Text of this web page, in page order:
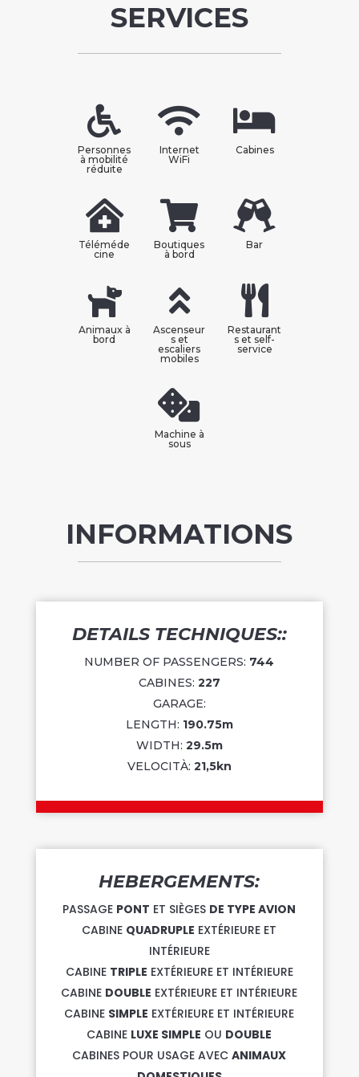
SERVICES
Personnes
à mobilité
réduite
Internet
WiFi
Cabines
Téléméde
cine
Boutiques
à bord
Bar
Animaux à
bord
Ascenseur
s et
escaliers
mobiles
Restaurant
s et self-
service
Machine à
sous
INFORMATIONS
DETAILS TECHNIQUES::
NUMBER OF PASSENGERS: 744
CABINES: 227
GARAGE:
LENGTH: 190.75m
WIDTH: 29.5m
VELOCITÀ: 21,5kn
HEBERGEMENTS:
PASSAGE PONT ET SIÈGES DE TYPE AVION
CABINE QUADRUPLE EXTÉRIEURE ET
INTÉRIEURE
CABINE TRIPLE EXTÉRIEURE ET INTÉRIEURE
CABINE DOUBLE EXTÉRIEURE ET INTÉRIEURE
CABINE SIMPLE EXTÉRIEURE ET INTÉRIEURE
CABINE LUXE SIMPLE OU DOUBLE
CABINES POUR USAGE AVECANIMAUX